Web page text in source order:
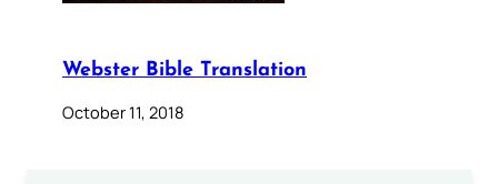
Webster Bible Translation
October 11, 2018